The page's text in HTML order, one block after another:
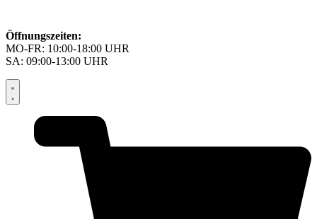
Öffnungszeiten:
MO-FR: 10:00-18:00 UHR
SA: 09:00-13:00 UHR